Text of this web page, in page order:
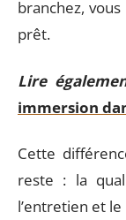
branchez, vous
prêt.
Lire
immersion
Cette
reste : la
l’entretien et